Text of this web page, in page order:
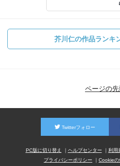
芥川仁の作品ランキ
ページの
Twitterフォロー
PC版に切り替え ヘルプセンター 利用
プライバシーポリシー
Cookieの